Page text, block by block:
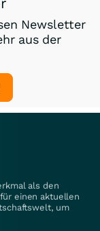
Newsletter
aus der
als den
einen aktuellen
um